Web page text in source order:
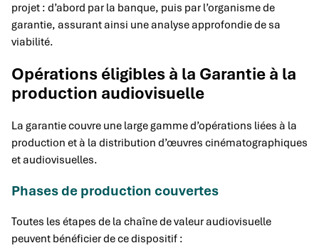
projet : d’abord par la banque, puis par l’organisme de
garantie, assurant ainsi une analyse approfondie de sa
viabilité.
Opérations éligibles à la Garantie à la
production audiovisuelle
La garantie couvre une large gamme d’opérations liées à la
production et à la distribution d’œuvres cinématographiques
et audiovisuelles.
Phases de production couvertes
Toutes les étapes de la chaîne de valeur audiovisuelle
peuvent bénéficier de ce dispositif :